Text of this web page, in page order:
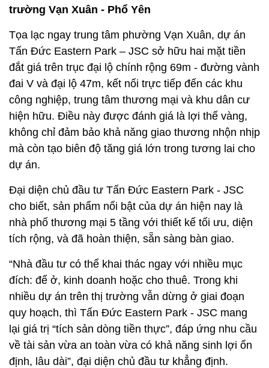
trường Vạn Xuân - Phổ Yên
Tọa lạc ngay trung tâm phường Vạn Xuân, dự án
Tấn Đức Eastern Park – JSC sở hữu hai mặt tiền
đắt giá trên trục đại lộ chính rộng 69m - đường vành
đai V và đại lộ 47m, kết nối trực tiếp đến các khu
công nghiệp, trung tâm thương mại và khu dân cư
hiện hữu. Điều này được đánh giá là lợi thế vàng,
không chỉ đảm bảo khả năng giao thương nhộn nhịp
mà còn tạo biên độ tăng giá lớn trong tương lai cho
dự án.
Đại diện chủ đầu tư Tấn Đức Eastern Park - JSC
cho biết, sản phẩm nổi bật của dự án hiện nay là
nhà phố thương mại 5 tầng với thiết kế tối ưu, diện
tích rộng, và đã hoàn thiện, sẵn sàng bàn giao.
“Nhà đầu tư có thể khai thác ngay với nhiều mục
đích: để ở, kinh doanh hoặc cho thuê. Trong khi
nhiều dự án trên thị trường vẫn dừng ở giai đoạn
quy hoạch, thì Tấn Đức Eastern Park - JSC mang
lại giá trị “tích sản dòng tiền thực”, đáp ứng nhu cầu
về tài sản vừa an toàn vừa có khả năng sinh lợi ổn
định, lâu dài”, đại diện chủ đầu tư khẳng định.